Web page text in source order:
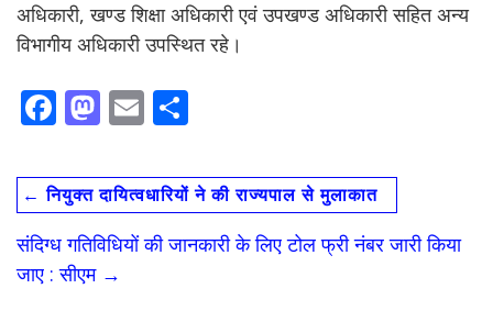
अधिकारी, खण्ड शिक्षा अधिकारी एवं उपखण्ड अधिकारी सहित अन्य
विभागीय अधिकारी उपस्थित रहे।
F
e
b
o
o
M
to
d
o
n
E
ai
l
ar
e
← नियुक्त दायित्वधारियों ने की राज्यपाल से मुलाकात
संदिग्ध गतिविधियों की जानकारी के लिए टोल फ्री नंबर जारी किया
जाए : सीएम →